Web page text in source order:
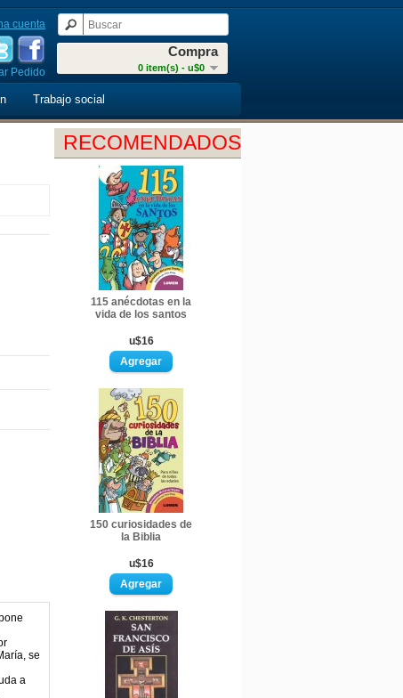
Compra
0 item(s) - u$0
cuenta
Pedido
Trabajo social
RECOMENDADOS
115 anécdotas en la
vida de los santos
u$16
150 curiosidades de
la Biblia
u$16
se
a